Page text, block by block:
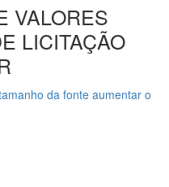
VALORES
LICITAÇÃO
da fonte aumentar o